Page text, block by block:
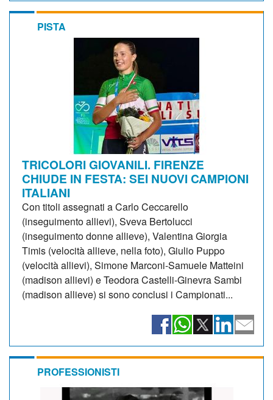
PISTA
TRICOLORI GIOVANILI. FIRENZE
CHIUDE IN FESTA: SEI NUOVI CAMPIONI
ITALIANI
Con titoli assegnati a Carlo Ceccarello
(inseguimento allievi), Sveva Bertolucci
(inseguimento donne allieve), Valentina Giorgia
Timis (velocità allieve, nella foto), Giulio Puppo
(velocità allievi), Simone Marconi-Samuele Matteini
(madison allievi) e Teodora Castelli-Ginevra Sambi
(madison allieve) si sono conclusi i Campionati...
PROFESSIONISTI